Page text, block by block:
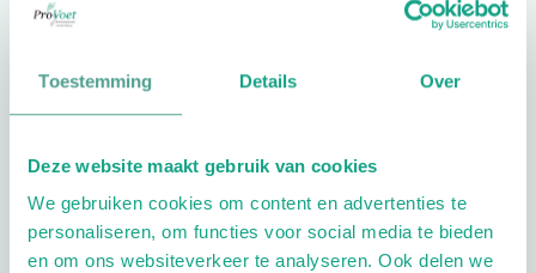
Toestemming Details Over
Deze website maakt gebruik van cookies
We gebruiken cookies om content en advertenties te
personaliseren, om functies voor social media te bieden
en om ons websiteverkeer te analyseren. Ook delen we
Openingstijden
DagTijd